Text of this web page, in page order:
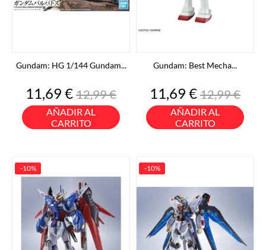
Gundam: HG 1/144 Gundam...
Precio
11,69 €Precio
base
12,99 €
AÑADIR AL
CARRITO
Gundam: Best Mecha...
Precio
11,69 €Precio
base
12,99 €
AÑADIR AL
CARRITO
-10% -10%